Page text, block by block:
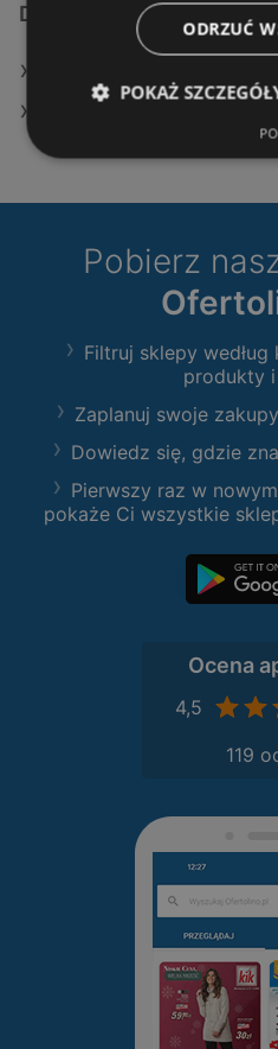
Dodatkowe łącza
Pobierz
Filtruj sklepy
produkty
Zaplanuj swoje
Dowiedz się, gdzie
Pierwszy raz w
pokaże Ci wszystkie
Ocena
4,5
119
ODRZUĆ
POKAŻ